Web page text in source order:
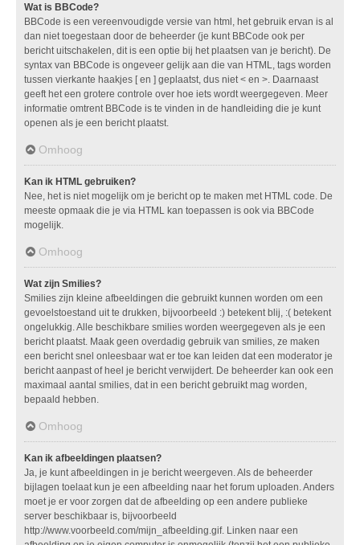
Wat is BBCode?
BBCode is een vereenvoudigde versie van html, het gebruik ervan is al
dan niet toegestaan door de beheerder (je kunt BBCode ook per
bericht uitschakelen, dit is een optie bij het plaatsen van je bericht). De
syntax van BBCode is ongeveer gelijk aan die van HTML, tags worden
tussen vierkante haakjes [ en ] geplaatst, dus niet < en >. Daarnaast
geeft het een grotere controle over hoe iets wordt weergegeven. Meer
informatie omtrent BBCode is te vinden in de handleiding die je kunt
openen als je een bericht plaatst.
Omhoog
Kan ik HTML gebruiken?
Nee, het is niet mogelijk om je bericht op te maken met HTML code. De
meeste opmaak die je via HTML kan toepassen is ook via BBCode
mogelijk.
Omhoog
Wat zijn Smilies?
Smilies zijn kleine afbeeldingen die gebruikt kunnen worden om een
gevoelstoestand uit te drukken, bijvoorbeeld :) betekent blij, :( betekent
ongelukkig. Alle beschikbare smilies worden weergegeven als je een
bericht plaatst. Maak geen overdadig gebruik van smilies, ze maken
een bericht snel onleesbaar wat er toe kan leiden dat een moderator je
bericht aanpast of heel je bericht verwijdert. De beheerder kan ook een
maximaal aantal smilies, dat in een bericht gebruikt mag worden,
bepaald hebben.
Omhoog
Kan ik afbeeldingen plaatsen?
Ja, je kunt afbeeldingen in je bericht weergeven. Als de beheerder
bijlagen toelaat kun je een afbeelding naar het forum uploaden. Anders
moet je er voor zorgen dat de afbeelding op een andere publieke
server beschikbaar is, bijvoorbeeld
http://www.voorbeeld.com/mijn_afbeelding.gif. Linken naar een